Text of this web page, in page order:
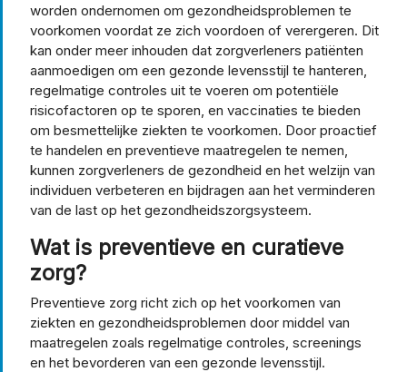
worden ondernomen om gezondheidsproblemen te
voorkomen voordat ze zich voordoen of verergeren. Dit
kan onder meer inhouden dat zorgverleners patiënten
aanmoedigen om een gezonde levensstijl te hanteren,
regelmatige controles uit te voeren om potentiële
risicofactoren op te sporen, en vaccinaties te bieden
om besmettelijke ziekten te voorkomen. Door proactief
te handelen en preventieve maatregelen te nemen,
kunnen zorgverleners de gezondheid en het welzijn van
individuen verbeteren en bijdragen aan het verminderen
van de last op het gezondheidszorgsysteem.
Wat is preventieve en curatieve
zorg?
Preventieve zorg richt zich op het voorkomen van
ziekten en gezondheidsproblemen door middel van
maatregelen zoals regelmatige controles, screenings
en het bevorderen van een gezonde levensstijl.